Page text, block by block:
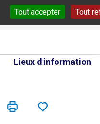
Tout accepter Tout
Lieux d'information